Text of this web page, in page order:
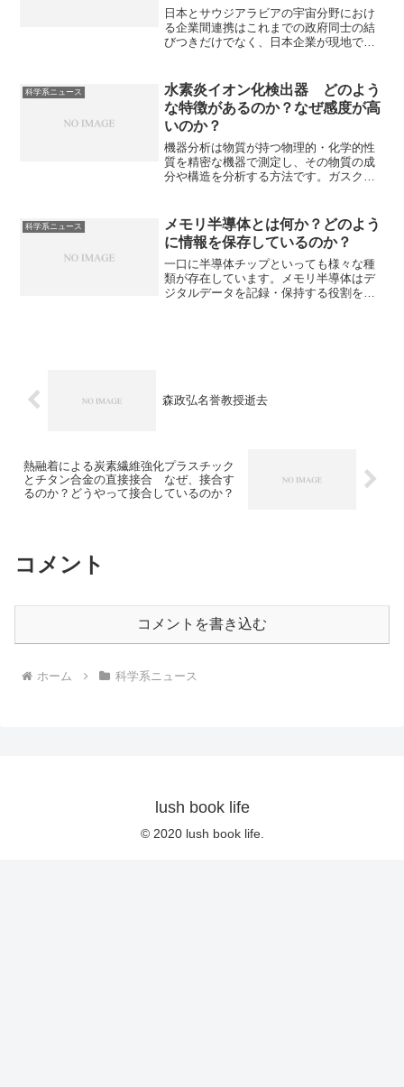
業に力を入れる理由は何か？
日本とサウジアラビアの宇宙分野におけ
る企業間連携はこれまでの政府同士の結
びつきだけでなく、日本企業が現地で直
いるのか、サウジアラビアの狙いは何か
を知ることができます。
科学系ニュース
水素炎イオン化検出器 どのよう
な特徴があるのか？なぜ感度が高
いのか？
機器分析は物質が持つ物理的・化学的性
質を精密な機器で測定し、その物質の成
分や構造を分析する方法です。ガスクロ
て使い分けます。もっとも一般的な水素
炎イオン化検出器とは何かや感度が高い
理由を知ることができます。
科学系ニュース
メモリ半導体とは何か？どのよう
に情報を保存しているのか？
一口に半導体チップといっても様々な種
類が存在しています。メモリ半導体はデ
ジタルデータを記録・保持する役割を持
森政弘名誉教授逝去
熱融着による炭素繊維強化プラスチック
とチタン合金の直接接合 なぜ、接合す
るのか？どうやって接合しているのか？
コメント
コメントを書き込む
ホーム 科学系ニュース
lush book life
© 2020 lush book life.